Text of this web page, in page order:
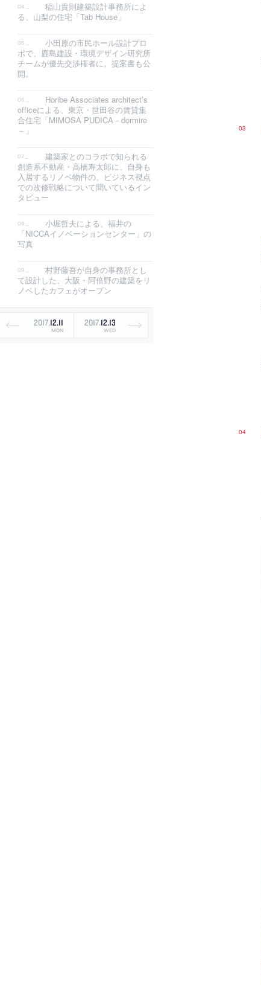
稲山貴則建築設計事務所によ
る、山梨の住宅「Tab House」
小田原の市民ホール設計プロ
ポで、鹿島建設・環境デザイン研究所
チームが優先交渉権者に。提案書も公
開。
Horibe Associates architect’s
officeによる、東京・世田谷の賃貸集
合住宅「MIMOSA PUDICA－dormire
－」
建築家とのコラボで知られる
創造系不動産・高橋寿太郎に、自身も
入居するリノベ物件の、ビジネス視点
での改修戦略について聞いているイン
タビュー
小堀哲夫による、福井の
「NICCAイノベーションセンター」の
写真
村野藤吾が自身の事務所とし
て設計した、大阪・阿倍野の建築をリ
ノベしたカフェがオープン
2017.12.11
MON
2017.12.13
WED